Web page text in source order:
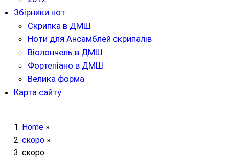
Збірники нот
Скрипка в ДМШ
Ноти для Ансамблей скрипалів
Віолончель в ДМШ
Фортепіано в ДМШ
Велика форма
Карта сайту
Home »
скоро »
скоро